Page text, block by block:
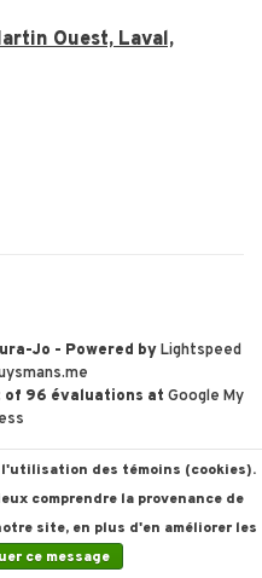
Ouest, Laval,
Jo - Powered byLightspeed
of 96 évaluations at Google My
des témoins (cookies).
comprendre la provenance de
site, en plus d'en améliorer les
ce message